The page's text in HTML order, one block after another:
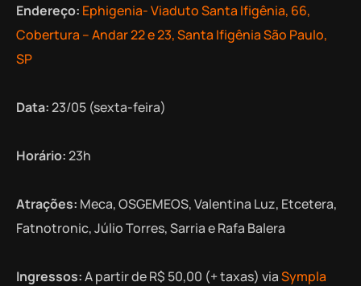
Endereço: Ephigenia- Viaduto Santa Ifigênia, 66,
Cobertura – Andar 22 e 23, Santa Ifigênia São Paulo,
SP
Data:23/05 (sexta-feira)
Horário:23h
Atrações: Meca, OSGEMEOS, Valentina Luz, Etcetera,
Fatnotronic, Júlio Torres, Sarria e Rafa Balera
Ingressos:A partir de R$ 50,00 (+ taxas) viaSympla